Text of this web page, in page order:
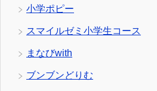
小学ポピー
スマイルゼミ小学生コース
まなびwith
ブンブンどりむ